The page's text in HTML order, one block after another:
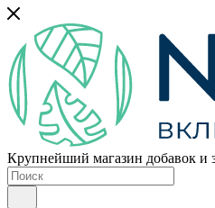
Крупнейший магазин добавок и